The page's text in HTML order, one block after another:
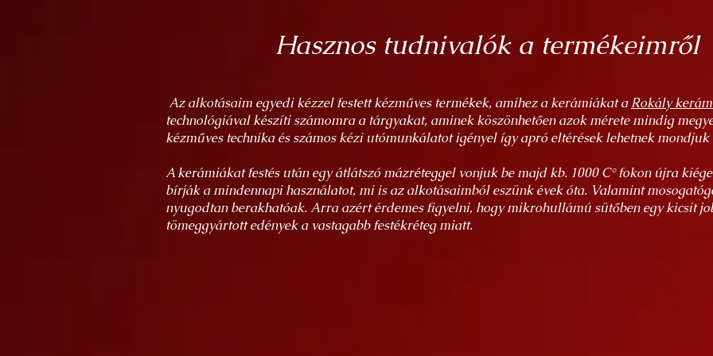
Hasznos tudnivalók a termékeimről
Az alkotásaim egyedi kézzel festett kézműves termékek, amihez a kerámiákat aRokály
technológiával készíti számomra a tárgyakat, aminek köszönhetően azok mérete mindig
kézműves technika és számos kézi utómunkálatot igényel így apró eltérések lehetnek
A kerámiákat festés után egy átlátszó mázréteggel vonjuk be majd kb. 1000 C° fokon újra
bírják a mindennapi használatot, mi is az alkotásaimból eszünk évek óta. Valamint
nyugodtan berakhatóak. Arra azért érdemes figyelni, hogy mikrohullámú sütőben egy kicsit
tömeggyártott edények a vastagabb festékréteg miatt.